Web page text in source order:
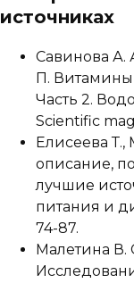
источниках
Савинова А.
П.
Часть 2.
Scientific
Елисеева
описание,
лучшие
питания и
74-87.
Малетина В.